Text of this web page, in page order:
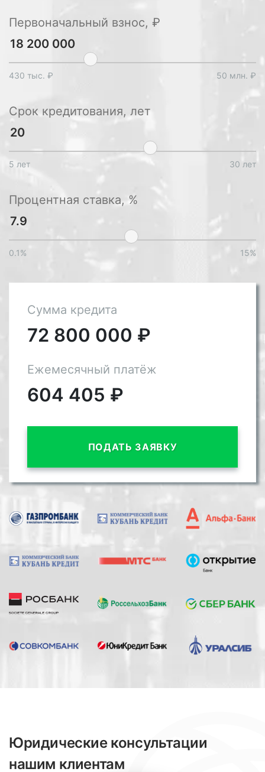
Первоначальный взнос, ₽
430 тыс. ₽ 50 млн. ₽
Срок кредитования, лет
5 лет 30 лет
Процентная ставка, %
0.1% 15%
Сумма кредита
72 800 000 ₽
Ежемесячный платёж
604 405 ₽
ПОДАТЬ ЗАЯВКУ
Юридические консультации
нашим клиентам